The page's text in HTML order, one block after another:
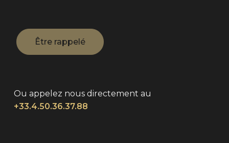
Ou appelez nous directement au
+33.4.50.36.37.88